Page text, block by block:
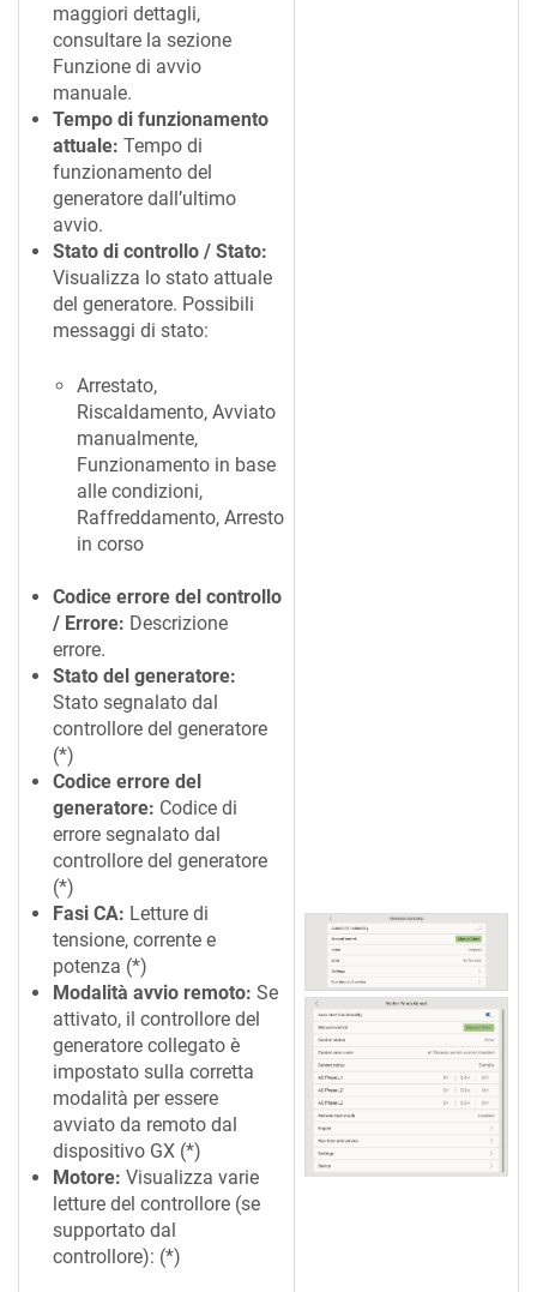
maggiori dettagli,
consultare la sezione
Funzione di avvio
manuale.
Tempo di funzionamento
attuale: Tempo di
funzionamento del
generatore dall’ultimo
avvio.
Stato di controllo / Stato:
Visualizza lo stato attuale
del generatore. Possibili
messaggi di stato:
Arrestato,
Riscaldamento, Avviato
manualmente,
Funzionamento in base
alle condizioni,
Raffreddamento, Arresto
in corso
Codice errore del controllo
/ Errore: Descrizione
errore.
Stato del generatore:
Stato segnalato dal
controllore del generatore
(*)
Codice errore del
generatore: Codice di
errore segnalato dal
controllore del generatore
(*)
Fasi CA: Letture di
tensione, corrente e
potenza (*)
Modalità avvio remoto: Se
attivato, il controllore del
generatore collegato è
impostato sulla corretta
modalità per essere
avviato da remoto dal
dispositivo GX (*)
Motore: Visualizza varie
letture del controllore (se
supportato dal
controllore): (*)